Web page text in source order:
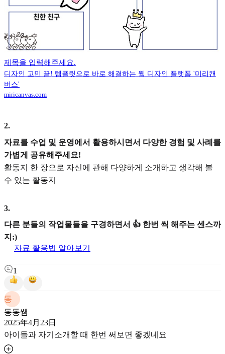
제목을 입력해주세요.
디자인 고민 끝! 템플릿으로 바로 해결하는 웹 디자인 플랫폼 '미리캔
버스'
miricanvas.com
2.
자료를 수업 및 운영에서 활용하시면서 다양한 경험 및 사례를
가볍게 공유해주세요!
활동지 한 장으로 자신에 관해 다양하게 소개하고 생각해 볼
수 있는 활동지
3.
다른 분들의 작업물들을 구경하면서 👍 한번 씩 해주는 센스까
지:)
자료 활용법 알아보기
1
동
동동쌤
2025年4月23日
아이들과 자기소개할 때 한번 써보면 좋겠네요